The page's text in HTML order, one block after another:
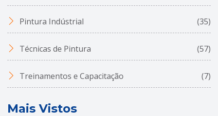
Pintura Indústrial (35)
Técnicas de Pintura (57)
Treinamentos e Capacitação (7)
Mais Vistos